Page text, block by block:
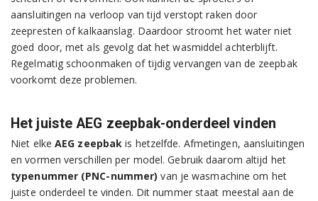
aansluitingen na verloop van tijd verstopt raken door
zeepresten of kalkaanslag. Daardoor stroomt het water niet
goed door, met als gevolg dat het wasmiddel achterblijft.
Regelmatig schoonmaken of tijdig vervangen van de zeepbak
voorkomt deze problemen.
Het juiste AEG zeepbak-onderdeel vinden
Niet elke AEG zeepbak is hetzelfde. Afmetingen, aansluitingen
en vormen verschillen per model. Gebruik daarom altijd het
typenummer (PNC-nummer) van je wasmachine om het
juiste onderdeel te vinden. Dit nummer staat meestal aan de